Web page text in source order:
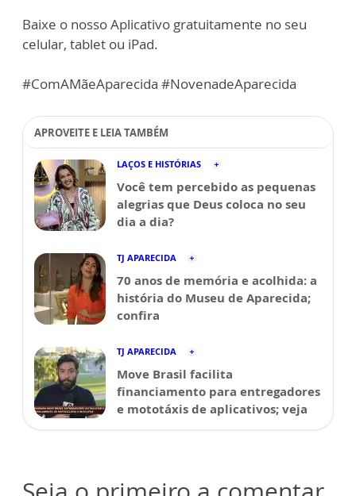
Baixe o nosso Aplicativo gratuitamente no seu
celular, tablet ou iPad.
#ComAMãeAparecida #NovenadeAparecida
APROVEITE E LEIA TAMBÉM
LAÇOS E HISTÓRIAS
Você tem percebido as pequenas
alegrias que Deus coloca no seu
dia a dia?
TJ APARECIDA
70 anos de memória e acolhida: a
história do Museu de Aparecida;
confira
TJ APARECIDA
Move Brasil facilita
financiamento para entregadores
e mototáxis de aplicativos; veja